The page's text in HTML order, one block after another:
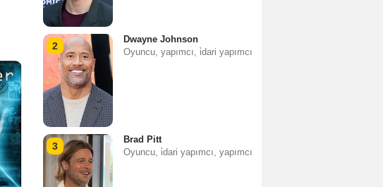
2
Dwayne Johnson
Oyuncu, yapımcı, i̇dari yapımcı
3
Brad Pitt
Oyuncu, i̇dari yapımcı, yapımcı